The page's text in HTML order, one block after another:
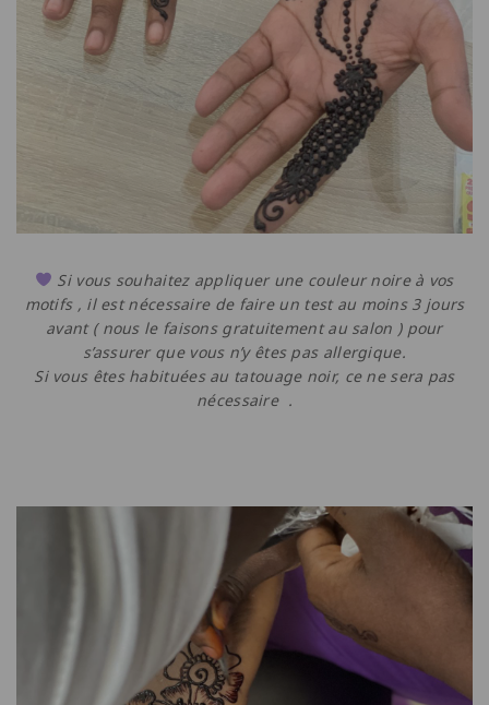
Si vous souhaitez appliquer une couleur noire à vos
motifs , il est nécessaire de faire un test au moins 3 jours
avant ( nous le faisons gratuitement au salon ) pour
s’assurer que vous n’y êtes pas allergique.
Si vous êtes habituées au tatouage noir, ce ne sera pas
nécessaire .